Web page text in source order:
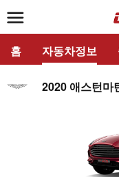
홈 자동차정보
2020 애스턴마